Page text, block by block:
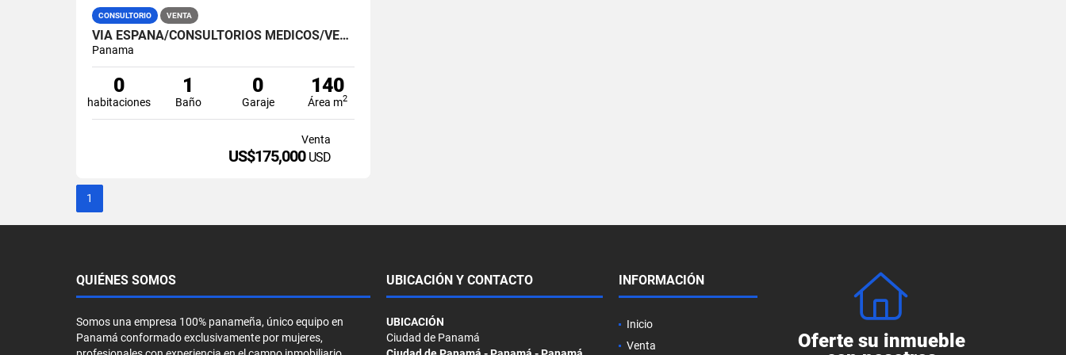
CONSULTORIO VENTA
VIA ESPAÑA/CONSULTORIOS MEDICOS/VENTA
Panama
0
habitaciones
1
Baño
0
Garaje
140
Área m2
Venta
US$175,000 USD
1
QUIÉNES SOMOS
Somos una empresa 100% panameña, único equipo en
Panamá conformado exclusivamente por mujeres,
UBICACIÓN Y CONTACTO
UBICACIÓN
Ciudad de Panamá
INFORMACIÓN
Inicio
Venta
Oferte su inmueble